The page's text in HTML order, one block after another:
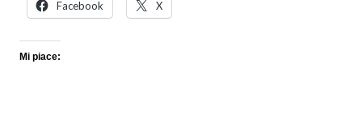
Facebook X
Mi piace: